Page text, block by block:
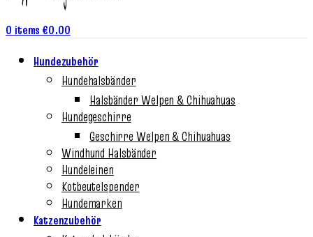
0 items €0.00
Hundezubehör
Hundehalsbänder
Halsbänder Welpen & Chihuahuas
Hundegeschirre
Geschirre Welpen & Chihuahuas
Windhund Halsbänder
Hundeleinen
Kotbeutelspender
Hundemarken
Katzenzubehör